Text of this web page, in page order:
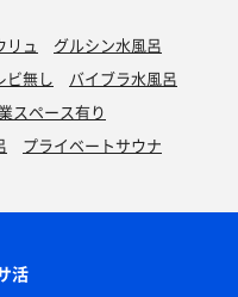
リュ
グルシン水風呂
ビ無し
バイブラ水風呂
スペース有り
プライベートサウナ
活